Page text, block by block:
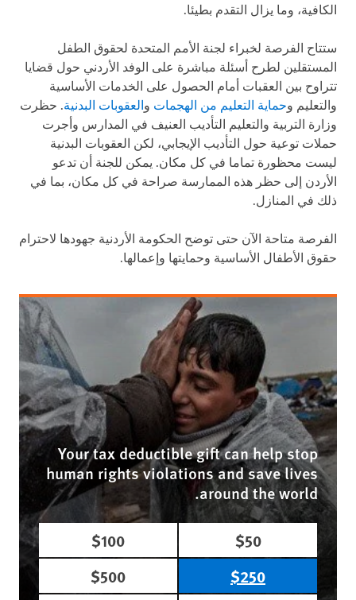
الكافية، وما يزال التقدم بطيئا.
ستتاح الفرصة لخبراء لجنة الأمم المتحدة لحقوق الطفل
المستقلين لطرح أسئلة مباشرة على الوفد الأردني حول قضايا
تتراوح بين العقبات أمام الحصول على الخدمات الأساسية
والتعليم وحماية التعليم من الهجمات و العقوبات البدنية. حظرت
وزارة التربية والتعليم التأديب العنيف في المدارس وأجرت
حملات توعية حول التأديب الإيجابي، لكن العقوبات البدنية
ليست محظورة تماما في كل مكان. يمكن للجنة أن تدعو
الأردن إلى حظر هذه الممارسة صراحة في كل مكان، بما في
ذلك في المنازل.
الفرصة متاحة الآن حتى توضح الحكومة الأردنية جهودها لاحترام
حقوق الأطفال الأساسية وحمايتها وإعمالها.
Your tax deductible gift can help stop
human rights violations and save lives
around the world.
$50
$100
$250
$500